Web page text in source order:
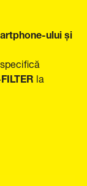
ului și
la